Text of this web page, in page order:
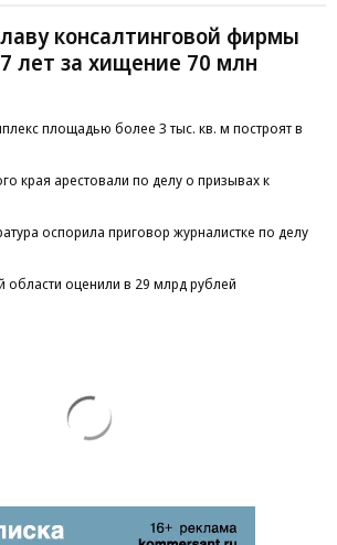
консалтинговой фирмы
лет за хищение 70 млн
площадью более 3 тыс. кв. м построят в
края арестовали по делу о призывах к
оспорила приговор журналистке по делу
области оценили в 29 млрд рублей